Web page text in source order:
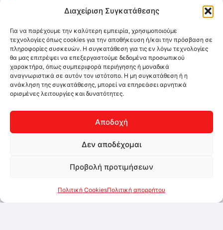
Διαχείριση Συγκατάθεσης
Για να παρέχουμε την καλύτερη εμπειρία, χρησιμοποιούμε
τεχνολογίες όπως cookies για την αποθήκευση ή/και την πρόσβαση σε
πληροφορίες συσκευών. Η συγκατάθεση για τις εν λόγω τεχνολογίες
θα μας επιτρέψει να επεξεργαστούμε δεδομένα προσωπικού
χαρακτήρα, όπως συμπεριφορά περιήγησης ή μοναδικά
αναγνωριστικά σε αυτόν τον ιστότοπο. Η μη συγκατάθεση ή η
ανάκληση της συγκατάθεσης, μπορεί να επηρεάσει αρνητικά
ορισμένες λειτουργίες και δυνατότητες.
Αποδοχή
Δεν αποδέχομαι
Προβολή προτιμήσεων
Πολιτική CookiesΠολιτική απορρήτου